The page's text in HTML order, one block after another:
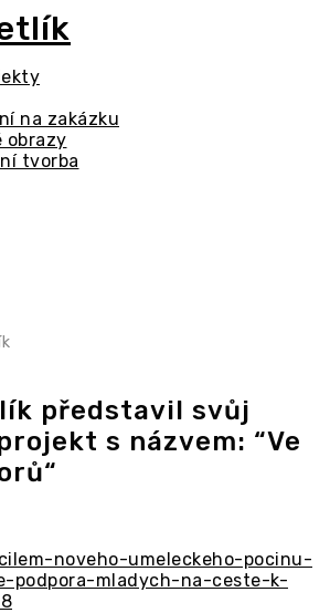
na zakázku
obrazy
tvorba
představil svůj
s názvem: “Ve
noveho-umeleckeho-pocinu-
podpora-mladych-na-ceste-k-